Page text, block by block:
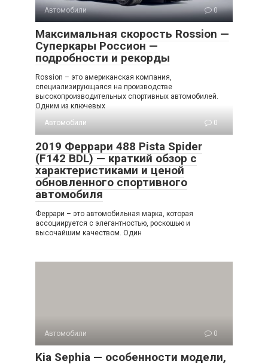
Автомобили 0
Максимальная скорость Rossion —
Суперкары Россион —
подробности и рекорды
Rossion – это американская компания,
специализирующаяся на производстве
высокопроизводительных спортивных автомобилей.
Одним из ключевых
Автомобили
0
2019 Феррари 488 Pista Spider
(F142 BDL) — краткий обзор с
характеристиками и ценой
обновленного спортивного
автомобиля
Феррари – это автомобильная марка, которая
ассоциируется с элегантностью, роскошью и
высочайшим качеством. Один
Автомобили 0
Kia Sephia — особенности модели,